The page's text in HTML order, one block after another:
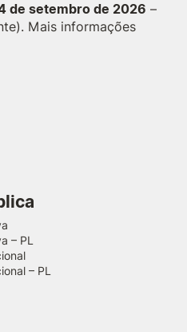
de setembro de 2026 –
Mais informações
– PL
– PL